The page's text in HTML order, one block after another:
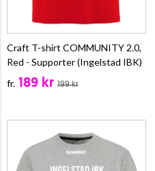
Craft T-shirt COMMUNITY 2.0,
Red - Supporter (Ingelstad IBK)
fr. 189 kr 199 kr